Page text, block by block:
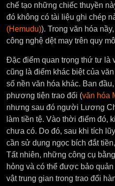
chế tạo những chiếc thuyền
đó không có tài liệu ghi chép
(Hemudu)). Trong văn hóa
công nghệ dệt may trên quy
Đặc điểm quan trọng thứ tư là
cũng là điểm khác biệt của
số nền văn hóa khác. Ban
phương tiện trao đổi (văn hóa
nhưng sau đó người Lương
làm tiền tệ. Vào thời điểm đó,
chưa có. Do đó, sau khi tích
cần sử dụng ngọc bích đắt
Tất nhiên, những công cụ
hỏng và có thể được bảo
vật trung gian trong trao đổi